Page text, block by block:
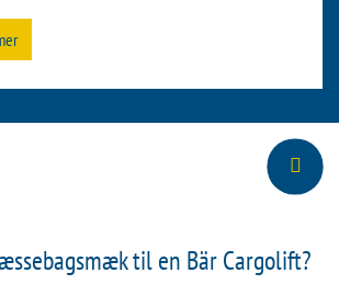
til en Bär Cargolift?